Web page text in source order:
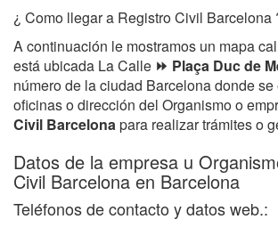
¿ Como llegar a Registro Civil Barcelona
A continuación le mostramos un mapa
está ubicada La Calle ⏩ Plaça Duc de
número de la ciudad Barcelona donde
oficinas o dirección del Organismo o
Civil Barcelonapara realizar trámites o
Datos de la empresa u
Civil Barcelona en Barcelona
Teléfonos de contacto y datos web.: